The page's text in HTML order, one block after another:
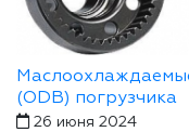
(ODB) погрузчика
26 июня 2024